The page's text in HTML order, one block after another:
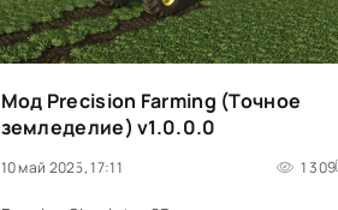
Мод Precision Farming (Точное
земледелие) v1.0.0.0
10 май 2025, 17:11 1 309